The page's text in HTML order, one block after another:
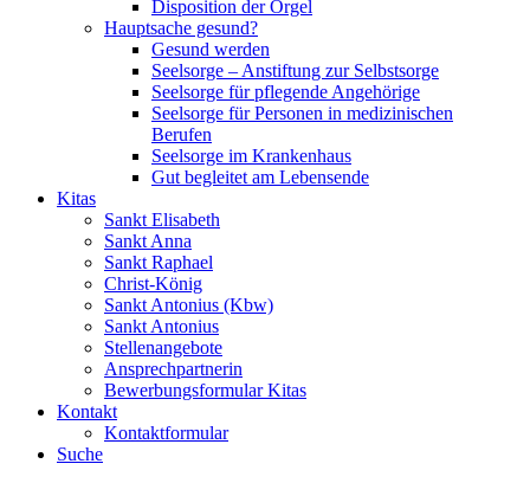
Disposition der Orgel
Hauptsache gesund?
Gesund werden
Seelsorge – Anstiftung zur Selbstsorge
Seelsorge für pflegende Angehörige
Seelsorge für Personen in medizinischen
Berufen
Seelsorge im Krankenhaus
Gut begleitet am Lebensende
Kitas
Sankt Elisabeth
Sankt Anna
Sankt Raphael
Christ-König
Sankt Antonius (Kbw)
Sankt Antonius
Stellenangebote
Ansprechpartnerin
Bewerbungsformular Kitas
Kontakt
Kontaktformular
Suche